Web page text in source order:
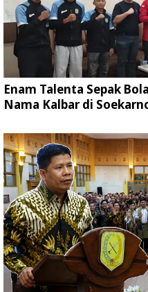
Enam Talenta Sepak
Nama Kalbar di